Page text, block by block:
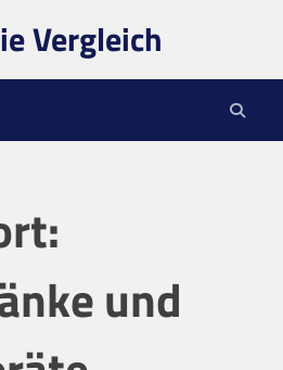
Vergleich
und